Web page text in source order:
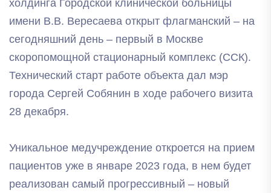
холдинга Городской клинической больницы
имени В.В. Вересаева открыт флагманский – на
сегодняшний день – первый в Москве
скоропомощной стационарный комплекс (ССК).
Технический старт работе объекта дал мэр
города Сергей Собянин в ходе рабочего визита
28 декабря.
Уникальное медучреждение откроется на прием
пациентов уже в январе 2023 года, в нем будет
реализован самый прогрессивный – новый